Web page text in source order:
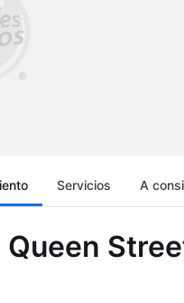
Servicios A